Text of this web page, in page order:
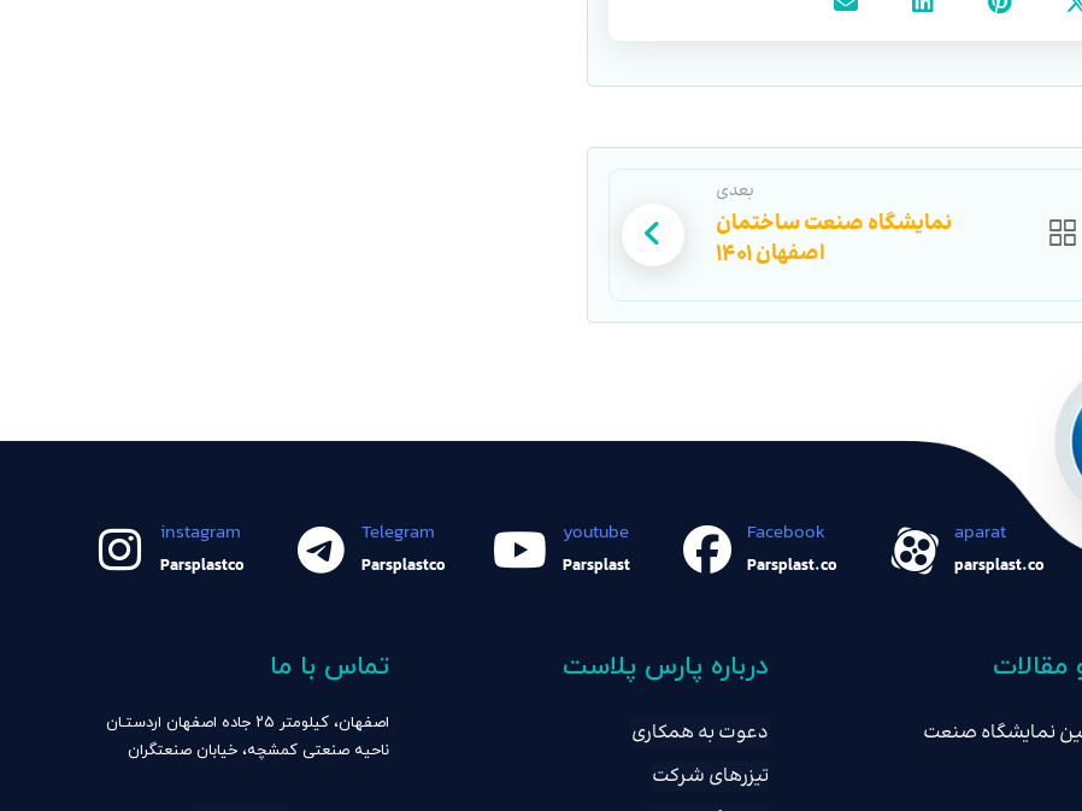
بعدی
نمایشگاه صنعت ساختمان
اصفهان ۱۴۰۱
instagram
Parsplastco
Telegram
Parsplastco
youtube
Parsplast
Facebook
Parsplast.co
aparat
parsplast.co
مقالات
امین نمایشگاه صنعت
تبریز
درباره پارس پلاست
دعوت به همکاری
تیزرهای شرکت
تماس با ما
اصفهان، کیلومتر ۲۵ جاده اصفهان اردستـان
ناحیه صنعتی کمشچه، خیابان صنعتگران